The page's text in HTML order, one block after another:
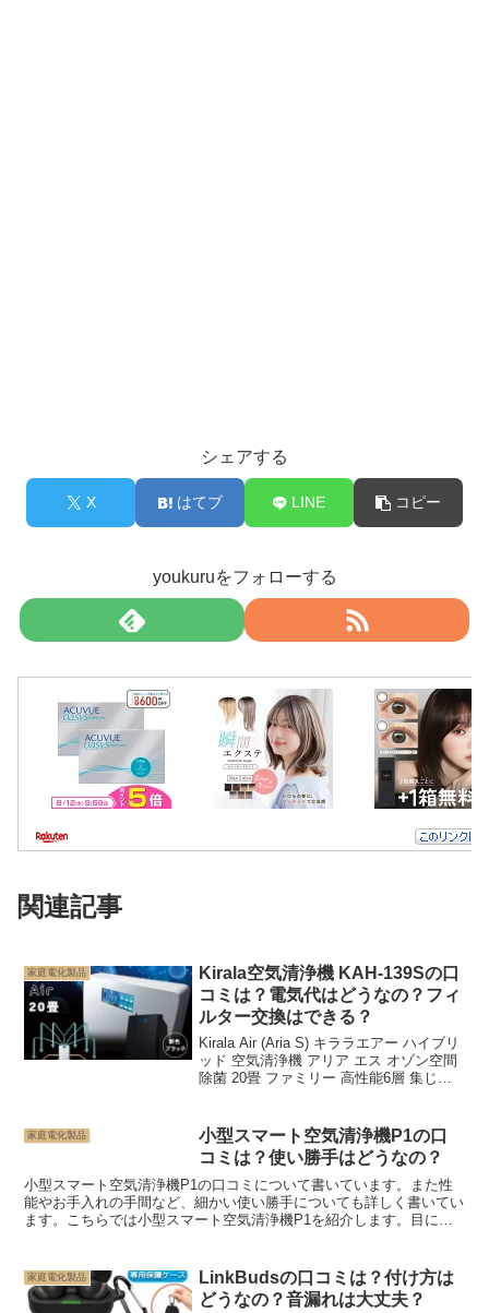
シェアする
X はてブ LINE コピー
youkuruをフォローする
関連記事
家庭電化製品
Kirala空気清浄機 KAH-139Sの口
コミは？電気代はどうなの？フィ
ルター交換はできる？
Kirala Air (Aria S) キララエアー ハイブリ
ッド 空気清浄機 アリア エス オゾン空間
除菌 20畳 ファミリー 高性能6層 集じん
テル...
家庭電化製品
小型スマート空気清浄機P1の口
コミは？使い勝手はどうなの？
小型スマート空気清浄機P1の口コミについて書いています。また性
能やお手入れの手間など、細かい使い勝手についても詳しく書いてい
ます。こちらでは小型スマート空気清浄機P1を紹介します。目に見
家庭電化製品
LinkBudsの口コミは？付け方は
どうなの？音漏れは大丈夫？